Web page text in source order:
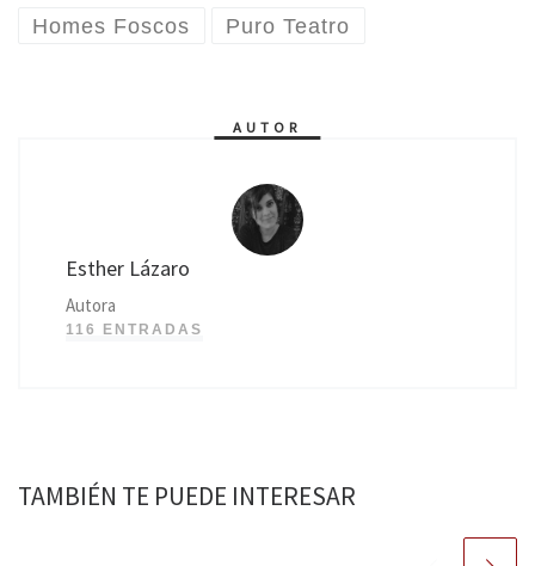
Homes Foscos Puro Teatro
AUTOR
Esther Lázaro
Autora
116 ENTRADAS
TAMBIÉN TE PUEDE INTERESAR